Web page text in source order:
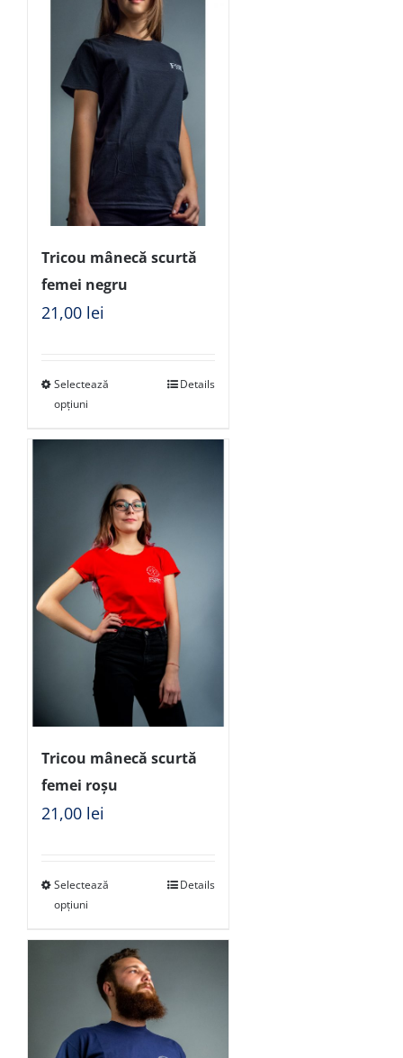
Tricou mânecă scurtă
femei negru
21,00 lei
Selectează
opțiuni
Details
Tricou mânecă scurtă
femei roșu
21,00 lei
Selectează
opțiuni
Details